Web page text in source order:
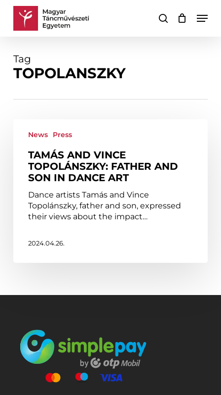
Skip
search
Cart Close
Tag
TOPOLANSZKY
Topolánszky:
father
dance
News Press
TAMÁS AND VINCE
TOPOLÁNSZKY: FATHER AND
SON IN DANCE ART
Dance artists Tamás and Vince
Topolánszky, father and son, expressed
their views about the impact…
2024.04.26.